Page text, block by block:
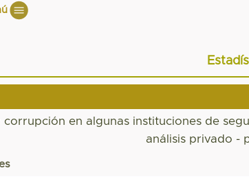
corrupción en algunas instituciones de
análisis privado -